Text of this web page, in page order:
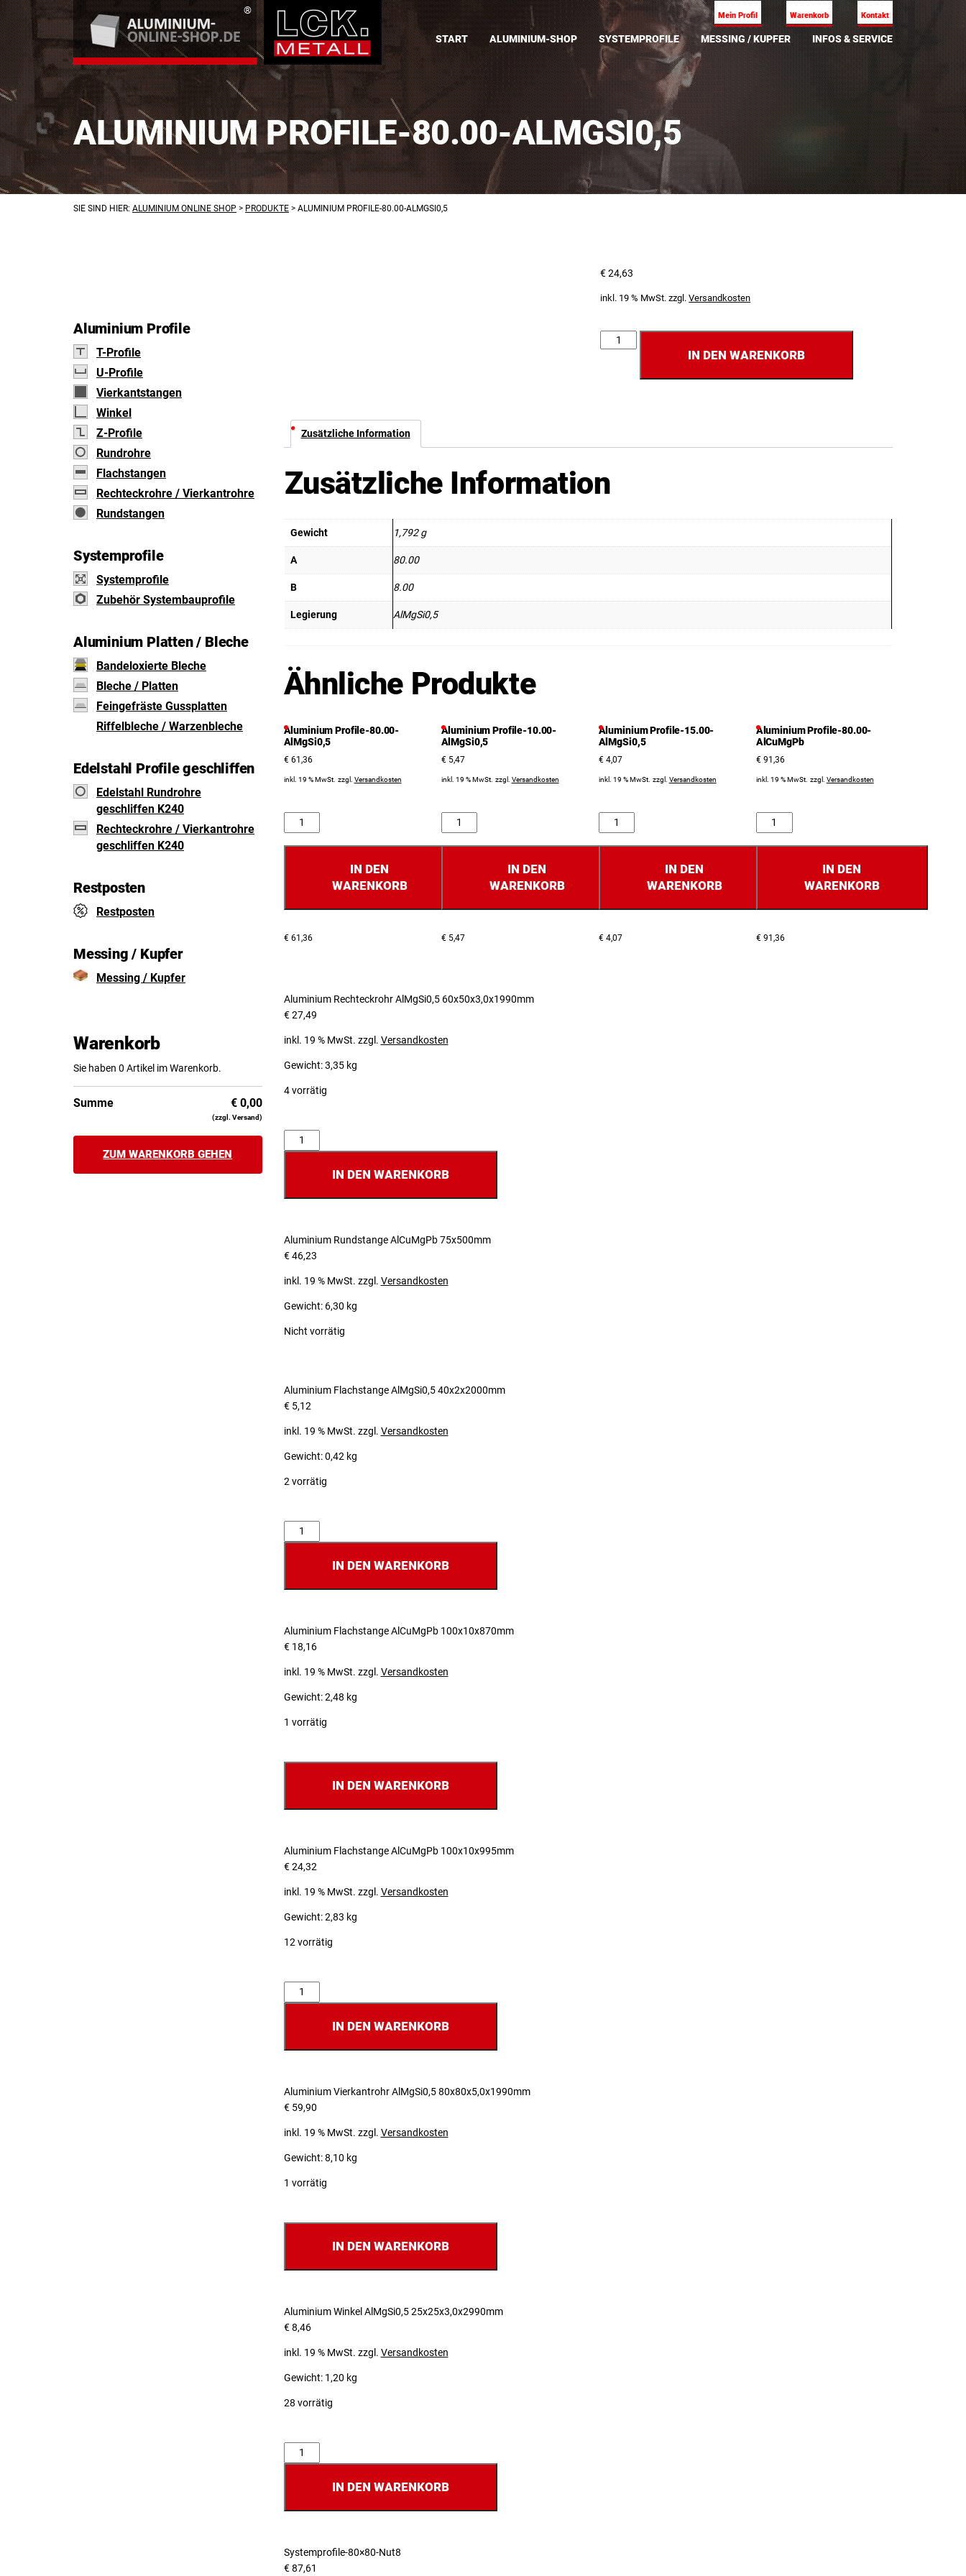
Mein Profil Warenkorb Kontakt
START ALUMINIUM-SHOP SYSTEMPROFILE MESSING / KUPFER INFOS & SERVICE
ALUMINIUM PROFILE-80.00-ALMGSI0,5
SIE SIND HIER: ALUMINIUM ONLINE SHOP > PRODUKTE > ALUMINIUM PROFILE-80.00-ALMGSI0,5
€24,63
inkl. 19 % MwSt. zzgl.Versandkosten
Anzahl
IN DEN WARENKORB
Zusätzliche Information
Zusätzliche Information
Gewicht 1,792 g
A 80.00
B 8.00
Legierung AlMgSi0,5
Ähnliche Produkte
Aluminium Profile-80.00-
AlMgSi0,5
€61,36
inkl. 19 % MwSt. zzgl. Versandkosten
Anzahl
IN DEN
WARENKORB
€61,36
Aluminium Profile-10.00-
AlMgSi0,5
€5,47
inkl. 19 % MwSt. zzgl. Versandkosten
Anzahl
IN DEN
WARENKORB
€5,47
Aluminium Profile-15.00-
AlMgSi0,5
€4,07
inkl. 19 % MwSt. zzgl. Versandkosten
Anzahl
IN DEN
WARENKORB
€4,07
Aluminium Profile-80.00-
AlCuMgPb
€91,36
inkl. 19 % MwSt. zzgl. Versandkosten
Anzahl
IN DEN
WARENKORB
€91,36
Aluminium Rechteckrohr AlMgSi0,5 60x50x3,0x1990mm
€27,49
inkl. 19 % MwSt. zzgl. Versandkosten
Gewicht: 3,35 kg
4 vorrätig
Anzahl
IN DEN WARENKORB
Aluminium Rundstange AlCuMgPb 75x500mm
€46,23
inkl. 19 % MwSt. zzgl. Versandkosten
Gewicht: 6,30 kg
Nicht vorrätig
Aluminium Flachstange AlMgSi0,5 40x2x2000mm
€5,12
inkl. 19 % MwSt. zzgl. Versandkosten
Gewicht: 0,42 kg
2 vorrätig
Anzahl
IN DEN WARENKORB
Aluminium Flachstange AlCuMgPb 100x10x870mm
€18,16
inkl. 19 % MwSt. zzgl. Versandkosten
Gewicht: 2,48 kg
1 vorrätig
IN DEN WARENKORB
Aluminium Flachstange AlCuMgPb 100x10x995mm
€24,32
inkl. 19 % MwSt. zzgl. Versandkosten
Gewicht: 2,83 kg
12 vorrätig
Anzahl
IN DEN WARENKORB
Aluminium Vierkantrohr AlMgSi0,5 80x80x5,0x1990mm
€59,90
inkl. 19 % MwSt. zzgl. Versandkosten
Gewicht: 8,10 kg
1 vorrätig
IN DEN WARENKORB
Aluminium Winkel AlMgSi0,5 25x25x3,0x2990mm
€8,46
inkl. 19 % MwSt. zzgl. Versandkosten
Gewicht: 1,20 kg
28 vorrätig
Anzahl
IN DEN WARENKORB
Systemprofile-80×80-Nut8
€87,61
Aluminium Profile
T-Profile
U-Profile
Vierkantstangen
Winkel
Z-Profile
Rundrohre
Flachstangen
Rechteckrohre / Vierkantrohre
Rundstangen
Systemprofile
Systemprofile
Zubehör Systembauprofile
Aluminium Platten / Bleche
Bandeloxierte Bleche
Bleche / Platten
Feingefräste Gussplatten
Riffelbleche / Warzenbleche
Edelstahl Profile geschliffen
Edelstahl Rundrohre
geschliffen K240
Rechteckrohre / Vierkantrohre
geschliffen K240
Restposten
Restposten
Messing / Kupfer
Messing / Kupfer
Warenkorb
Sie haben 0 Artikel im Warenkorb.
Summe €0,00
(zzgl. Versand)
ZUM WARENKORB GEHEN